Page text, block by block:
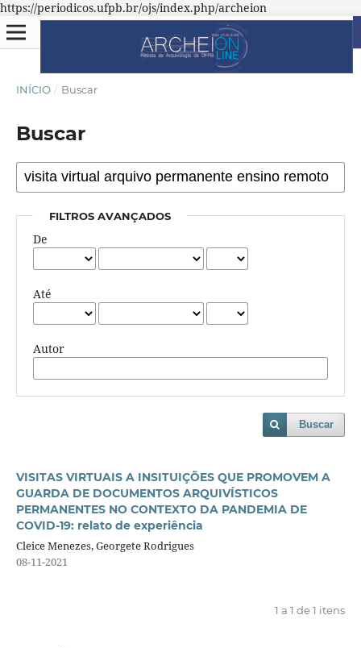
https://periodicos.ufpb.br/ojs/index.php/archeion
INÍCIO / Buscar
Buscar
FILTROS AVANÇADOS
De
Até
Autor
Buscar
VISITAS VIRTUAIS A INSITUIÇÕES QUE PROMOVEM A
GUARDA DE DOCUMENTOS ARQUIVÍSTICOS
PERMANENTES NO CONTEXTO DA PANDEMIA DE
COVID-19: relato de experiência
Cleice Menezes, Georgete Rodrigues
08-11-2021
1 a 1 de 1 itens